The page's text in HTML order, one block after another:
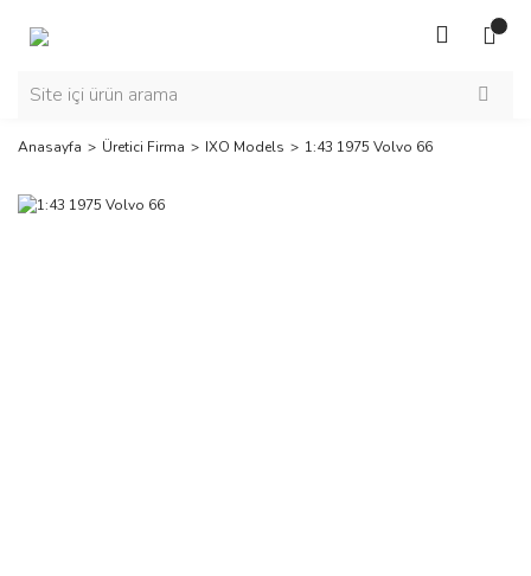
Anasayfa Üretici Firma IXO Models 1:43 1975 Volvo 66